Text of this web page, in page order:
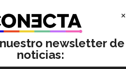
×
newsletter de
noticias: